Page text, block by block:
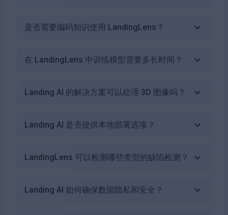
是否需要编码知识使用 LandingLens？
在 LandingLens 中训练模型需要多长时间？
Landing AI 的解决方案可以处理 3D 图像吗？
Landing AI 是否提供本地部署选项？
LandingLens 可以检测哪些类型的缺陷检测？
Landing AI 如何确保数据隐私和安全？